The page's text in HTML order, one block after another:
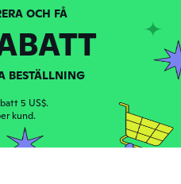
recensioner
PRENUMERERA OCH FÅ
BESTÄLLNING
5 US$.
kund.